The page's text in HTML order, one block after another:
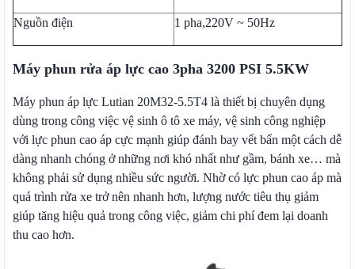
Nguồn điện 1 pha,220V ~ 50Hz
Máy phun rửa áp lực cao 3pha 3200 PSI 5.5KW
Máy phun áp lực Lutian 20M32-5.5T4 là thiết bị chuyên dụng
dùng trong công việc vệ sinh ô tô xe máy, vệ sinh công nghiệp
với lực phun cao áp cực mạnh giúp đánh bay vết bẩn một cách dễ
dàng nhanh chóng ở những nơi khó nhất như gầm, bánh xe… mà
không phải sử dụng nhiều sức người. Nhờ có lực phun cao áp mà
quá trình rửa xe trở nên nhanh hơn, lượng nước tiêu thụ giảm
giúp tăng hiệu quả trong công việc, giảm chi phí đem lại doanh
thu cao hơn.